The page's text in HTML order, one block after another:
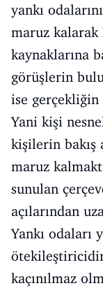
yankı
maruz kalarak
kaynaklarına
görüşlerin
ise gerçekliğin
Yani kişi
kişilerin bakış
maruz
sunulan
açılarından
Yankı odaları
kaçınılmaz